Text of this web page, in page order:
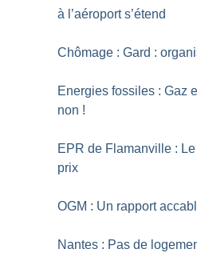
à l’aéroport s’étend
Chômage : Gard :
Energies fossiles : Gaz
non !
EPR de Flamanville :
prix
OGM : Un rapport
Nantes : Pas de